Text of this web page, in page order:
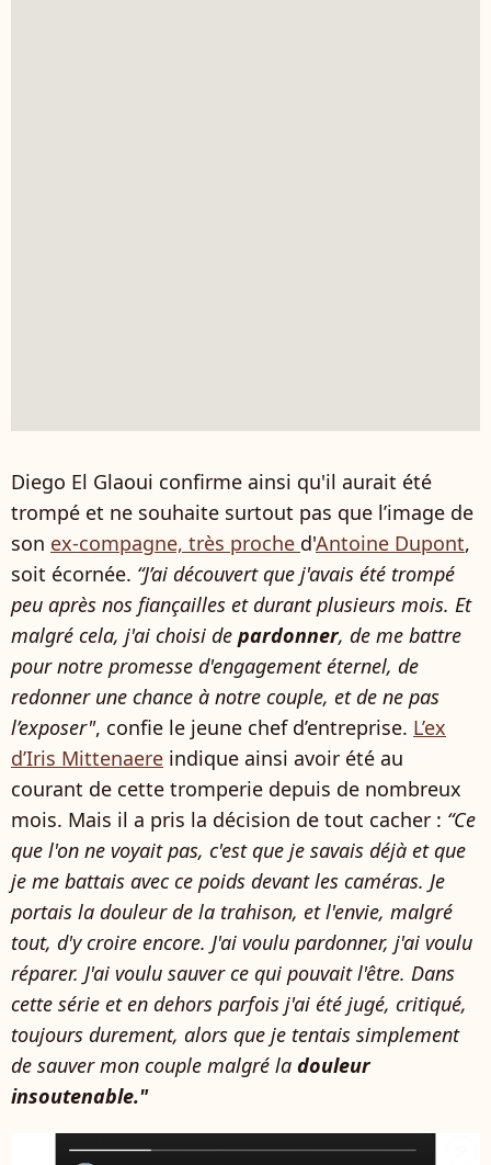
Diego El Glaoui confirme ainsi qu'il aurait été
trompé et ne souhaite surtout pas que l’image de
son ex-compagne, très proche d'Antoine Dupont,
soit écornée. “J’ai découvert que j'avais été trompé
peu après nos fiançailles et durant plusieurs mois. Et
malgré cela, j'ai choisi de pardonner, de me battre
pour notre promesse d'engagement éternel, de
redonner une chance à notre couple, et de ne pas
l’exposer", confie le jeune chef d’entreprise. L’ex
d’Iris Mittenaere indique ainsi avoir été au
courant de cette tromperie depuis de nombreux
mois. Mais il a pris la décision de tout cacher : “Ce
que l'on ne voyait pas, c'est que je savais déjà et que
je me battais avec ce poids devant les caméras. Je
portais la douleur de la trahison, et l'envie, malgré
tout, d'y croire encore. J'ai voulu pardonner, j'ai voulu
réparer. J'ai voulu sauver ce qui pouvait l'être. Dans
cette série et en dehors parfois j'ai été jugé, critiqué,
toujours durement, alors que je tentais simplement
de sauver mon couple malgré la douleur
insoutenable."